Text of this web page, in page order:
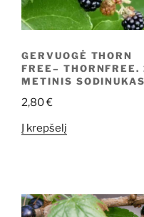
GERVUOGĖ THORN
FREE– THORNFREE.
METINIS SODINUKAS
2,80€
Į krepšelį